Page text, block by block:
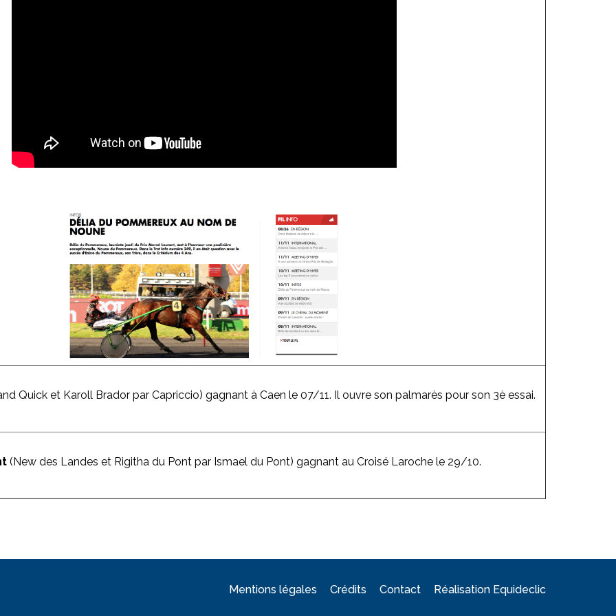
Quick et Karoll Brador par Capriccio) gagnant à Caen le 07/11. Il ouvre son palmarès pour son 3è essai.
(New des Landes et Rigitha du Pont par Ismael du Pont) gagnant au Croisé Laroche le 29/10.
Mentions légales Crédits Contact Réalisation Equideclic